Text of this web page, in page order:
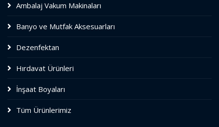
Ambalaj Vakum Makinaları
Banyo ve Mutfak Aksesuarları
Dezenfektan
Hırdavat Ürünleri
İnşaat Boyaları
Tüm Ürünlerimiz